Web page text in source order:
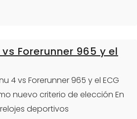
Forerunner 965 y el
4 vs Forerunner 965 y el ECG
nuevo criterio de elección En
deportivos